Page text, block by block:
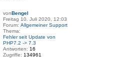
vonBengel
Freitag 10. Juli 2020, 12:03
Forum: Allgemeiner Support
Thema:
Fehler seit Update von
PHP7.2 -> 7.3
Antworten: 16
Zugriffe: 134961